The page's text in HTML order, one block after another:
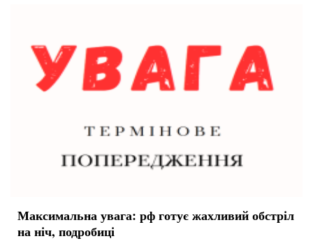
Максимальна увага: рф готує жахливий обстріл
на ніч, подробиці